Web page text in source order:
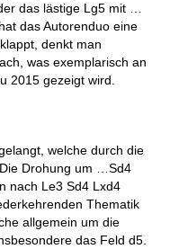
das lästige Lg5 mit …
das Autorenduo eine
denkt man
was exemplarisch an
2015 gezeigt wird.
welche durch die
Drohung um …Sd4
nach Le3 Sd4 Lxd4
Thematik
allgemein um die
das Feld d5.